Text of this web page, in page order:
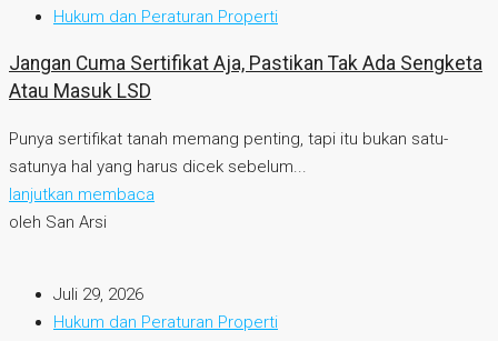
Hukum dan Peraturan Properti
Jangan Cuma Sertifikat Aja, Pastikan Tak Ada Sengketa
Atau Masuk LSD
Punya sertifikat tanah memang penting, tapi itu bukan satu-
satunya hal yang harus dicek sebelum...
lanjutkan membaca
oleh San Arsi
Juli 29, 2026
Hukum dan Peraturan Properti